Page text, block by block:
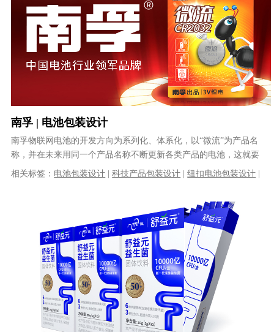
南孚 | 电池包装设计
南孚物联网电池的开发方向为系列化、体系化，以“微流”为产品名
称，并在未来用同一个产品名称不断更新各类产品的电池，这就要
求了现在的设计需要考虑如何将现有......
相关标签： 电池包装设计 |科技产品包装设计 |纽扣电池包装设计 |